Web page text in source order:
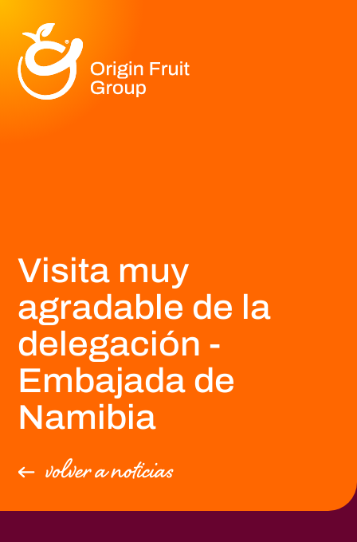
Visita muy
agradable de la
delegación -
Embajada de
Namibia
volver a noticias